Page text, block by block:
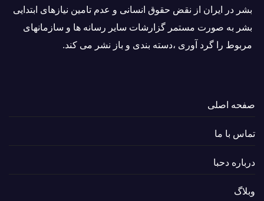
بشر در ایران از نقض حقوق انسانی و عدم تامین نیازهای ابتدایی
بشر به صورت مستمر گزارشات سایر رسانه ها و سازمانهای
مربوط را گرد آوری ،دسته بندی و باز نشر می كند.
صفحه اصلی
تماس با ما
درباره دحبا
وبلاگ